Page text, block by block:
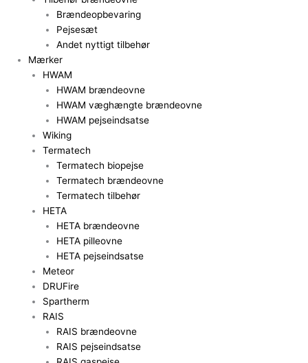
Brændeopbevaring
Pejsesæt
Andet nyttigt tilbehør
Mærker
HWAM
HWAM brændeovne
HWAM væghængte brændeovne
HWAM pejseindsatse
Wiking
Termatech
Termatech biopejse
Termatech brændeovne
Termatech tilbehør
HETA
HETA brændeovne
HETA pilleovne
HETA pejseindsatse
Meteor
DRUFire
Spartherm
RAIS
RAIS brændeovne
RAIS pejseindsatse